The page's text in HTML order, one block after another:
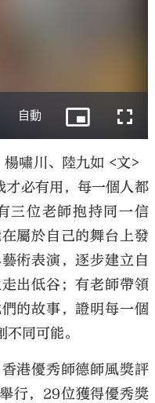
楊嘯川、陸九如 <文>
才必有用，每一個人都
三位老師抱持同一信
屬於自己的舞台上發
術表演，逐步建立自
出低谷；有老師帶領
的故事，證明每一個
同可能。
港優秀師德師風獎評
行，29位獲得優秀獎